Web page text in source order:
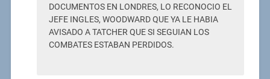
DOCUMENTOS EN LONDRES, LO RECONOCIO EL
JEFE INGLES, WOODWARD QUE YA LE HABIA
AVISADO A TATCHER QUE SI SEGUIAN LOS
COMBATES ESTABAN PERDIDOS.